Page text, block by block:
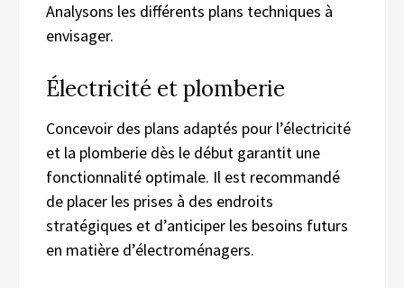
Analysons les différents plans techniques à
envisager.
Électricité et plomberie
Concevoir des plans adaptés pour l’électricité
et la plomberie dès le début garantit une
fonctionnalité optimale. Il est recommandé
de placer les prises à des endroits
stratégiques et d’anticiper les besoins futurs
en matière d’électroménagers.